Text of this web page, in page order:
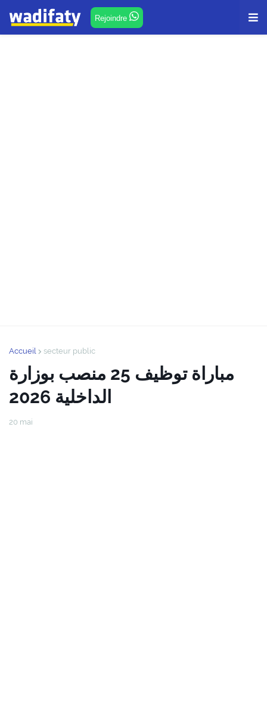
Rejoindre
Accueil secteur public
مباراة توظيف 25 منصب بوزارة
الداخلية 2026
20 mai